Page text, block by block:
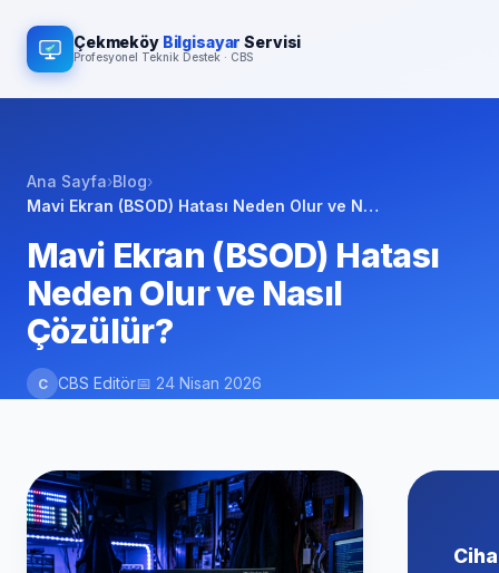
Çekmeköy Bilgisayar Servisi
Profesyonel Teknik Destek · CBS
Ana Sayfa›Blog›
Mavi Ekran (BSOD) Hatası Neden Olur ve N…
Mavi Ekran (BSOD) Hatası
Neden Olur ve Nasıl
Çözülür?
C CBS Editör📅 24 Nisan 2026